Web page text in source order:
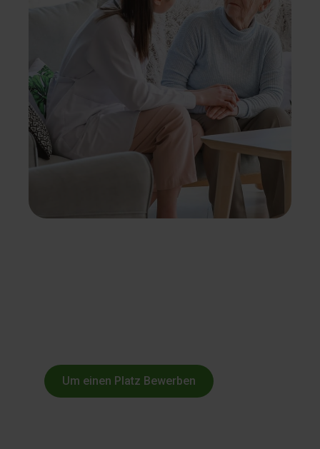
Um einen Platz Bewerben